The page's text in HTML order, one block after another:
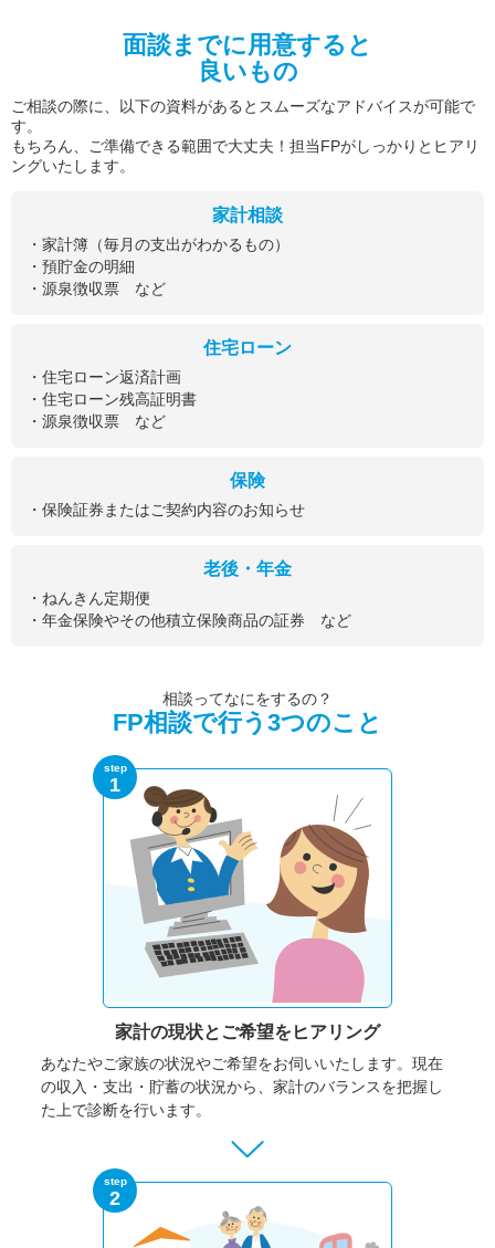
面談までに用意すると
良いもの
ご相談の際に、以下の資料があるとスムーズなアドバイスが可能で
す。
もちろん、ご準備できる範囲で大丈夫！担当FPがしっかりとヒアリ
ングいたします。
家計相談
・家計簿（毎月の支出がわかるもの）
・預貯金の明細
・源泉徴収票 など
住宅ローン
・住宅ローン返済計画
・住宅ローン残高証明書
・源泉徴収票 など
保険
・保険証券またはご契約内容のお知らせ
老後・年金
・ねんきん定期便
・年金保険やその他積立保険商品の証券 など
相談ってなにをするの？
FP相談で行う3つのこと
step
1
家計の現状と ご希望をヒアリング
あなたやご家族の状況やご希望をお伺いいたします。 現在
の収入・支出・貯蓄の状況から、家計のバランスを把握し
た上で診断を行います。
step
2